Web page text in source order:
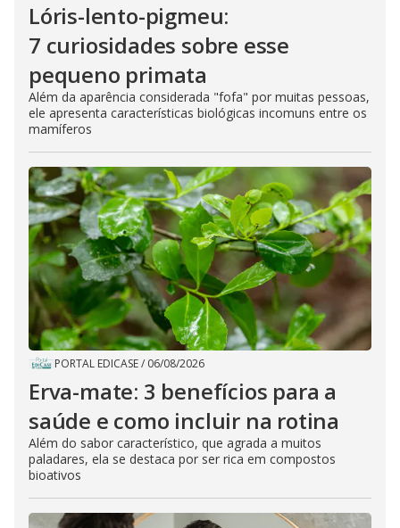
Lóris-lento-pigmeu:
7 curiosidades sobre esse
pequeno primata
Além da aparência considerada "fofa" por muitas pessoas,
ele apresenta características biológicas incomuns entre os
mamíferos
PORTAL EDICASE/ 06/08/2026
Erva-mate: 3 benefícios para a
saúde e como incluir na rotina
Além do sabor característico, que agrada a muitos
paladares, ela se destaca por ser rica em compostos
bioativos